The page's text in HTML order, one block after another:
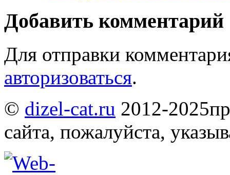
Добавить комментарий
Для отправки
авторизоваться.
© dizel-cat.ru 2012-2025
сайта, пожалуйста,